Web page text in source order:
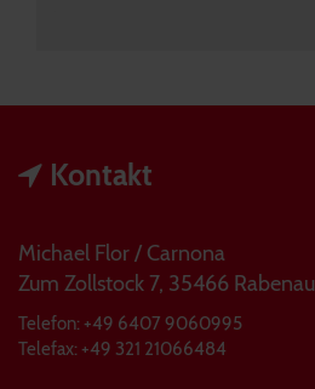
Kontakt
Michael Flor / Carnona
Zum Zollstock 7, 35466 Rabenau
Telefon: +49 6407 9060995
Telefax: +49 321 21066484